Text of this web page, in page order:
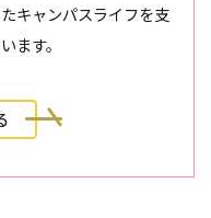
キャンパスライフを支
ます。